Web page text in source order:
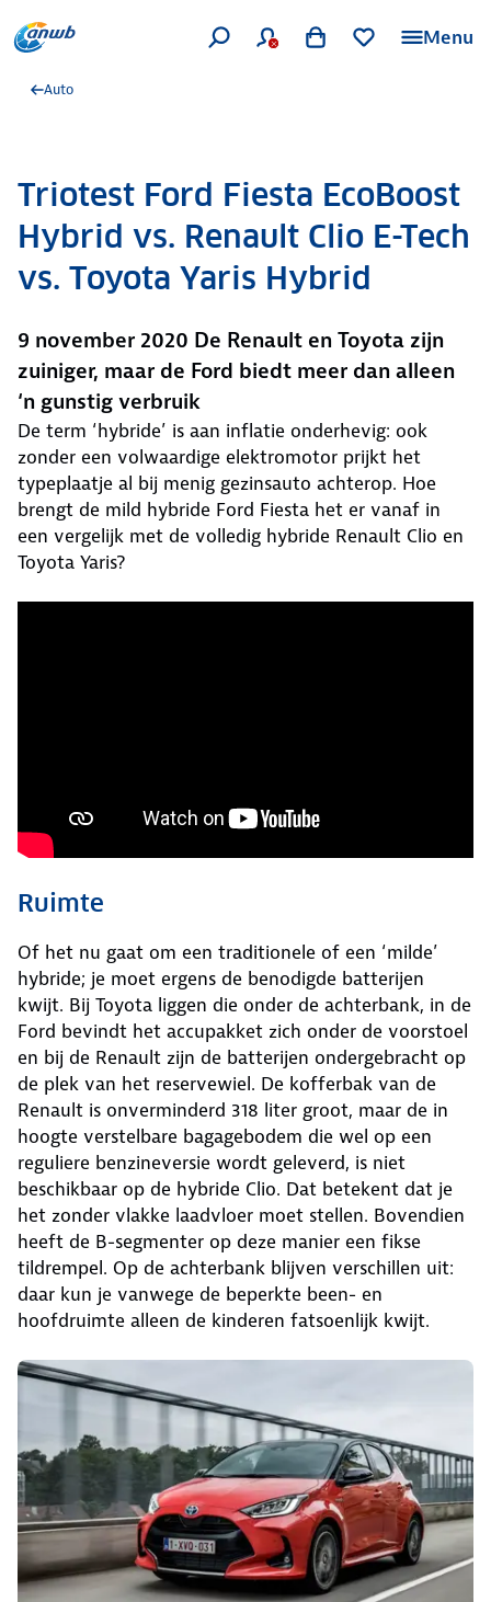
Menu
Auto
Triotest Ford Fiesta EcoBoost
Hybrid vs. Renault Clio E-Tech
vs. Toyota Yaris Hybrid
9 november 2020 De Renault en Toyota zijn
zuiniger, maar de Ford biedt meer dan alleen
‘n gunstig verbruik
De term ‘hybride’ is aan inflatie onderhevig: ook
zonder een volwaardige elektromotor prijkt het
typeplaatje al bij menig gezinsauto achterop. Hoe
brengt de mild hybride Ford Fiesta het er vanaf in
een vergelijk met de volledig hybride Renault Clio en
Toyota Yaris?
Ruimte
Of het nu gaat om een traditionele of een ‘milde’
hybride; je moet ergens de benodigde batterijen
kwijt. Bij Toyota liggen die onder de achterbank, in de
Ford bevindt het accupakket zich onder de voorstoel
en bij de Renault zijn de batterijen ondergebracht op
de plek van het reservewiel. De kofferbak van de
Renault is onverminderd 318 liter groot, maar de in
hoogte verstelbare bagagebodem die wel op een
reguliere benzineversie wordt geleverd, is niet
beschikbaar op de hybride Clio. Dat betekent dat je
het zonder vlakke laadvloer moet stellen. Bovendien
heeft de B-segmenter op deze manier een fikse
tildrempel. Op de achterbank blijven verschillen uit:
daar kun je vanwege de beperkte been- en
hoofdruimte alleen de kinderen fatsoenlijk kwijt.